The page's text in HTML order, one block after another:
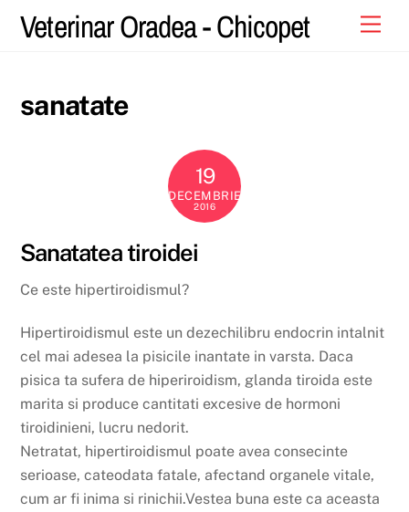
Veterinar Oradea - Chicopet
sanatate
19
DECEMBRIE
2016
Sanatatea tiroidei
Ce este hipertiroidismul?
Hipertiroidismul este un dezechilibru endocrin intalnit
cel mai adesea la pisicile inantate in varsta. Daca
pisica ta sufera de hiperiroidism, glanda tiroida este
marita si produce cantitati excesive de hormoni
tiroidinieni, lucru nedorit.
Netratat, hipertiroidismul poate avea consecinte
serioase, cateodata fatale, afectand organele vitale,
cum ar fi inima si rinichii.Vestea buna este ca aceasta